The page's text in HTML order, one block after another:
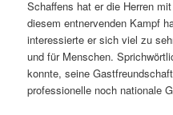
Schaffens hat er die Herren
diesem entnervenden Kampf
interessierte er sich viel zu
und für Menschen.
konnte, seine
professionelle noch nationale